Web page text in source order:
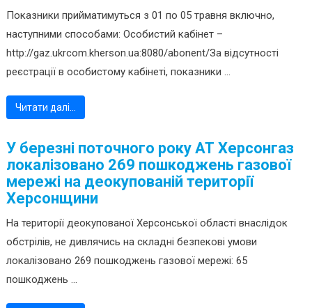
Показники прийматимуться з 01 по 05 травня включно,
наступними способами: Особистий кабінет –
http://gaz.ukrcom.kherson.ua:8080/abonent/За відсутності
реєстрації в особистому кабінеті, показники ...
Читати далі…
У березні поточного року АТ Херсонгаз
локалізовано 269 пошкоджень газової
мережі на деокупованій території
Херсонщини
На території деокупованої Херсонської області внаслідок
обстрілів, не дивлячись на складні безпекові умови
локалізовано 269 пошкоджень газової мережі: 65
пошкоджень ...